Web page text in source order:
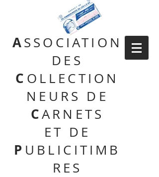
ASSOCIATION
DES
C OLLECTION
NEURS DE
CARNETS
ET DE
P UBLICITIMB
RES